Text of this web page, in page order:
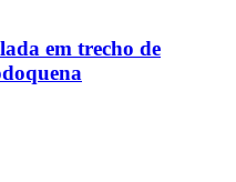
em trecho de